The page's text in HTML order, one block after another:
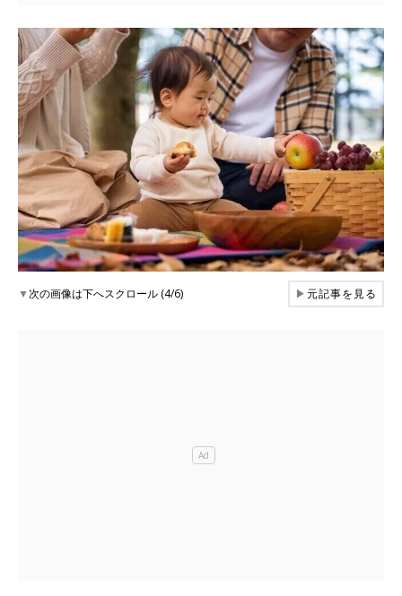
▼次の画像は下へスクロール (4/6) ▶元記事を見る